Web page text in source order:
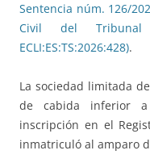
Sentencia núm. 126/
Civil del Tribunal
ECLI:ES:TS:2026:428).
La sociedad limitada
de cabida inferior
inscripción en el
inmatriculó al amparo